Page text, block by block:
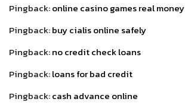
Pingback:online casino games real money
Pingback:buy cialis online safely
Pingback:no credit check loans
Pingback:loans for bad credit
Pingback:cash advance online